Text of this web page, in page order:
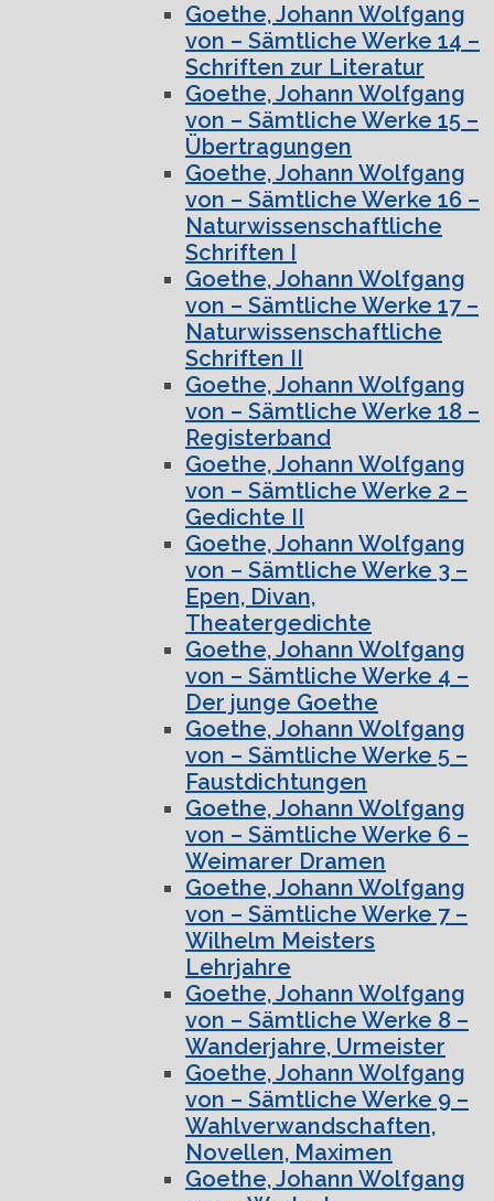
Goethe, Johann Wolfgang
von – Sämtliche Werke 14 –
Schriften zur Literatur
Goethe, Johann Wolfgang
von – Sämtliche Werke 15 –
Übertragungen
Goethe, Johann Wolfgang
von – Sämtliche Werke 16 –
Naturwissenschaftliche
Schriften I
Goethe, Johann Wolfgang
von – Sämtliche Werke 17 –
Naturwissenschaftliche
Schriften II
Goethe, Johann Wolfgang
von – Sämtliche Werke 18 –
Registerband
Goethe, Johann Wolfgang
von – Sämtliche Werke 2 –
Gedichte II
Goethe, Johann Wolfgang
von – Sämtliche Werke 3 –
Epen, Divan,
Theatergedichte
Goethe, Johann Wolfgang
von – Sämtliche Werke 4 –
Der junge Goethe
Goethe, Johann Wolfgang
von – Sämtliche Werke 5 –
Faustdichtungen
Goethe, Johann Wolfgang
von – Sämtliche Werke 6 –
Weimarer Dramen
Goethe, Johann Wolfgang
von – Sämtliche Werke 7 –
Wilhelm Meisters
Lehrjahre
Goethe, Johann Wolfgang
von – Sämtliche Werke 8 –
Wanderjahre, Urmeister
Goethe, Johann Wolfgang
von – Sämtliche Werke 9 –
Wahlverwandschaften,
Novellen, Maximen
Goethe, Johann Wolfgang